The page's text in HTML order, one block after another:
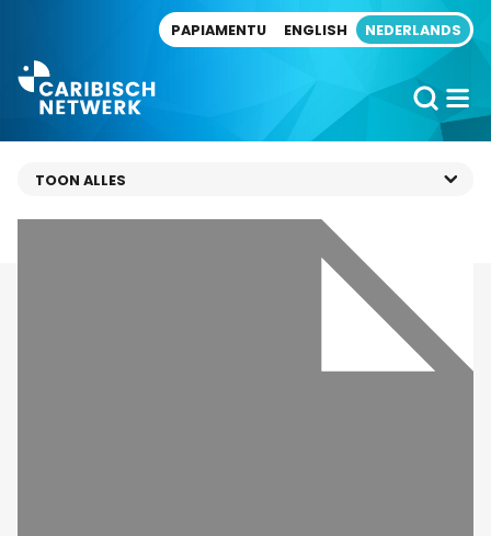
PAPIAMENTU ENGLISH NEDERLANDS